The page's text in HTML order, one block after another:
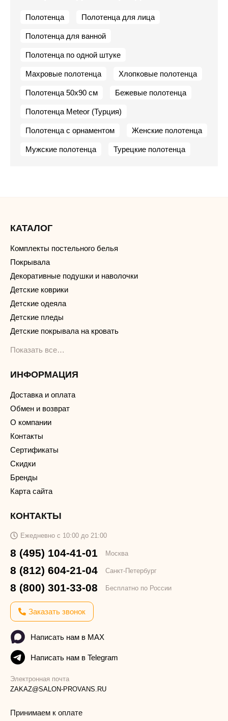
Полотенца Полотенца для лица
Полотенца для ванной
Полотенца по одной штуке
Махровые полотенца Хлопковые полотенца
Полотенца 50х90 см Бежевые полотенца
Полотенца Meteor (Турция)
Полотенца с орнаментом Женские полотенца
Мужские полотенца Турецкие полотенца
КАТАЛОГ
Комплекты постельного белья
Покрывала
Декоративные подушки и наволочки
Детские коврики
Детские одеяла
Детские пледы
Детские покрывала на кровать
Показать все…
ИНФОРМАЦИЯ
Доставка и оплата
Обмен и возврат
О компании
Контакты
Сертификаты
Скидки
Бренды
Карта сайта
КОНТАКТЫ
Ежедневно с 10:00 до 21:00
8 (495) 104-41-01 Москва
8 (812) 604-21-04 Санкт-Петербург
8 (800) 301-33-08 Бесплатно по России
Заказать звонок
Написать нам в MAX
Написать нам в Telegram
Электронная почта
ZAKAZ@SALON-PROVANS.RU
Принимаем к оплате